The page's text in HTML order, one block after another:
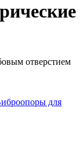
отверстием
для